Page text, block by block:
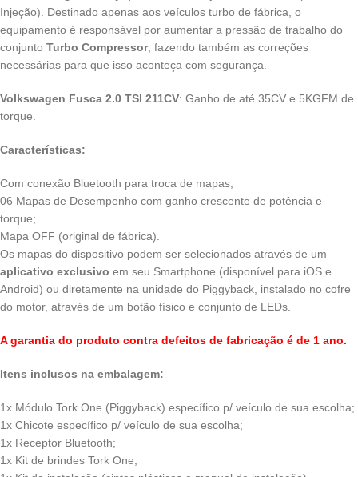
Injeção). Destinado apenas aos veículos turbo de fábrica, o
equipamento é responsável por aumentar a pressão de trabalho do
conjunto Turbo Compressor, fazendo também as correções
necessárias para que isso aconteça com segurança.
Volkswagen Fusca 2.0 TSI 211CV: Ganho de até 35CV e 5KGFM de
torque.
Características:
Com conexão Bluetooth para troca de mapas;
06 Mapas de Desempenho com ganho crescente de potência e
torque;
Mapa OFF (original de fábrica).
Os mapas do dispositivo podem ser selecionados através de um
aplicativo exclusivo em seu Smartphone (disponível para iOS e
Android) ou diretamente na unidade do Piggyback, instalado no cofre
do motor, através de um botão físico e conjunto de LEDs.
A garantia do produto contra defeitos de fabricação é de 1 ano.
Itens inclusos na embalagem:
1x Módulo Tork One (Piggyback) específico p/ veículo de sua escolha;
1x Chicote específico p/ veículo de sua escolha;
1x Receptor Bluetooth;
1x Kit de brindes Tork One;